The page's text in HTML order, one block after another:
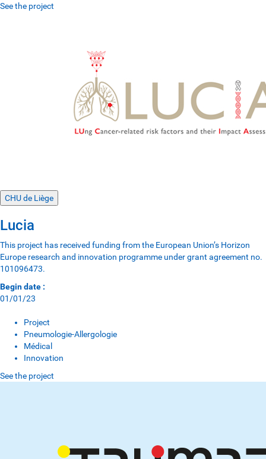
See the project
CHU de Liège
Lucia
This project has received funding from the European Union’s Horizon
Europe research and innovation programme under grant agreement no.
101096473.
Begin date :
01/01/23
Project
Pneumologie-Allergologie
Médical
Innovation
See the project